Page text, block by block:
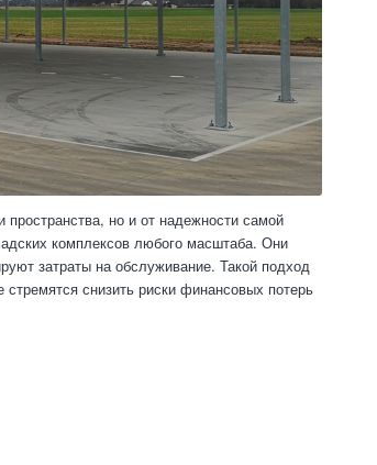
но и от надежности самой
комплексов любого масштаба. Они
затраты на обслуживание. Такой подход
снизить риски финансовых потерь